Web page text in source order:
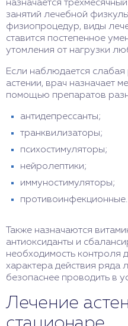
назначается
занятий лечебной
физиопроцедур, виды
ставится постепенное
утомления от нагрузки
Если наблюдается слабая
астении, врач назначает
помощью препаратов
антидепрессанты;
транквилизаторы;
психостимуляторы;
нейролептики;
иммуностимуляторы;
противоинфекционные.
Также назначаются
антиоксиданты и
необходимость контроля
характера действия ряда
безопаснее проводить в
Лечение